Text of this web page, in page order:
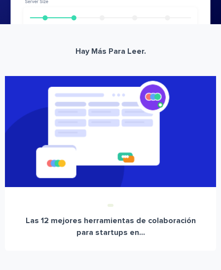
Hay Más Para Leer.
Las 12 mejores herramientas de colaboración
para startups en...